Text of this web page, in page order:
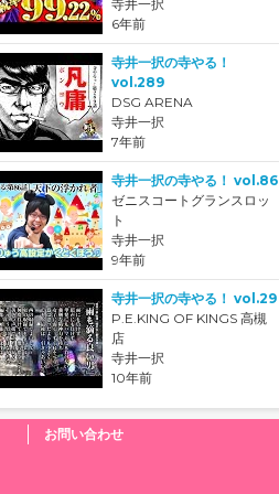
寺井一択
6年前
寺井一択の寺やる！
vol.289
DSG ARENA
寺井一択
7年前
寺井一択の寺やる！ vol.86
ゼニスコートグランスロッ
ト
寺井一択
9年前
寺井一択の寺やる！ vol.29
P.E.KING OF KINGS 高槻
店
寺井一択
10年前
お問い合わせ